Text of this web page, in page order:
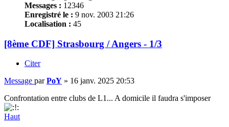
Messages : 12346
Enregistré le : 9 nov. 2003 21:26
Localisation : 45
[8ème CDF] Strasbourg / Angers - 1/3
Citer
Message parPoY » 16 janv. 2025 20:53
Confrontation entre clubs de L1... A domicile il faudra s'imposer
Haut